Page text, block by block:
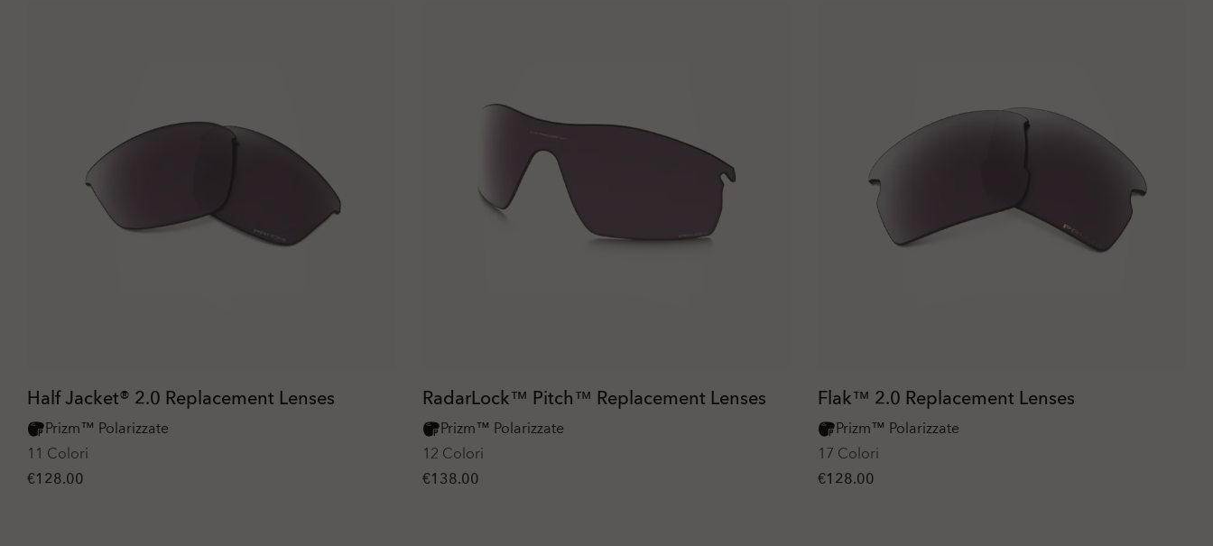
Half Jacket® 2.0 Replacement Lenses
Prizm™ Polarizzate
11 Colori
€128.00
RadarLock™ Pitch™ Replacement Lenses
Prizm™ Polarizzate
12 Colori
€138.00
Flak™ 2.0 Replacement Lenses
Prizm™ Polarizzate
17 Colori
€128.00